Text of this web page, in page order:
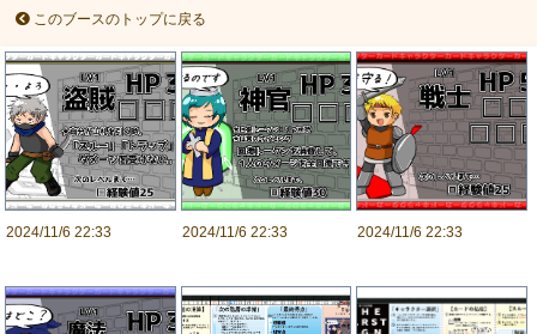
このブースのトップに戻る
2024/11/6 22:33 2024/11/6 22:33 2024/11/6 22:33